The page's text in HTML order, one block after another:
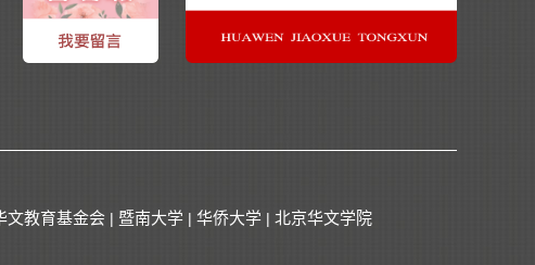
文教育基金会 | 暨南大学 | 华侨大学 | 北京华文学院